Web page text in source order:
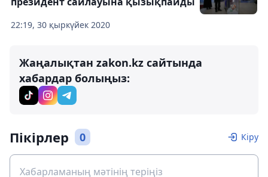
22:19, 30 қыркүйек 2020
Жаңалықтан zakon.kz сайтында
хабардар болыңыз:
Пікірлер 0 Кіру